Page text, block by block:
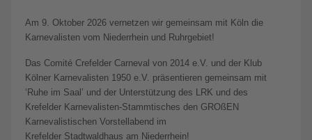
Am 9. Oktober 2026 vernetzen wir gemeinsam mit Köln die
Karnevalisten vom Niederrhein und Ruhrgebiet!
Das Comité Crefelder Carneval von 2014 e.V. und der Klub
Kölner Karnevalisten 1950 e.V. präsentieren gemeinsam mit
‘Ruhe im Saal’ und der Unterstützung des LRK und des
Krefelder Karnevalisten-Stammtisches den GROßEN
Karnevalistischen Vorstellabend im
Krefelder Stadtwaldhaus am Niederrhein!